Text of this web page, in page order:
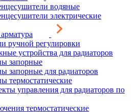
водяные
электрические
ручной регулировки
устройства для радиаторов
запорные
запорные для радиаторов
термостатические
управления для радиаторов по
термостатические